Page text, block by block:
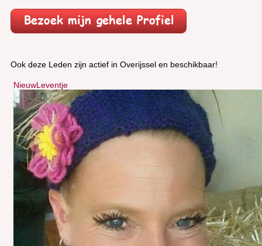
Ook deze Leden zijn actief in Overijssel en beschikbaar!
NieuwLeventje